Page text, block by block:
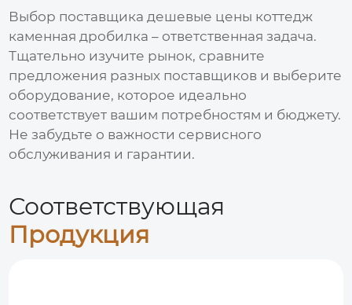
Выбор поставщика дешевые цены коттедж
каменная дробилка – ответственная задача.
Тщательно изучите рынок, сравните
предложения разных поставщиков и выберите
оборудование, которое идеально
соответствует вашим потребностям и бюджету.
Не забудьте о важности сервисного
обслуживания и гарантии.
Соответствующая
Продукция